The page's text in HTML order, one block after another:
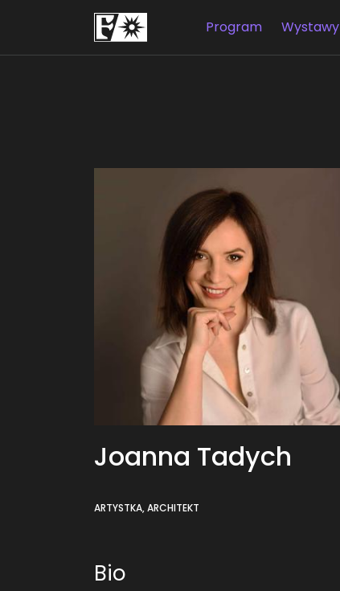
Program Wystawy
Joanna Tadych
ARTYSTKA, ARCHITEKT
Bio